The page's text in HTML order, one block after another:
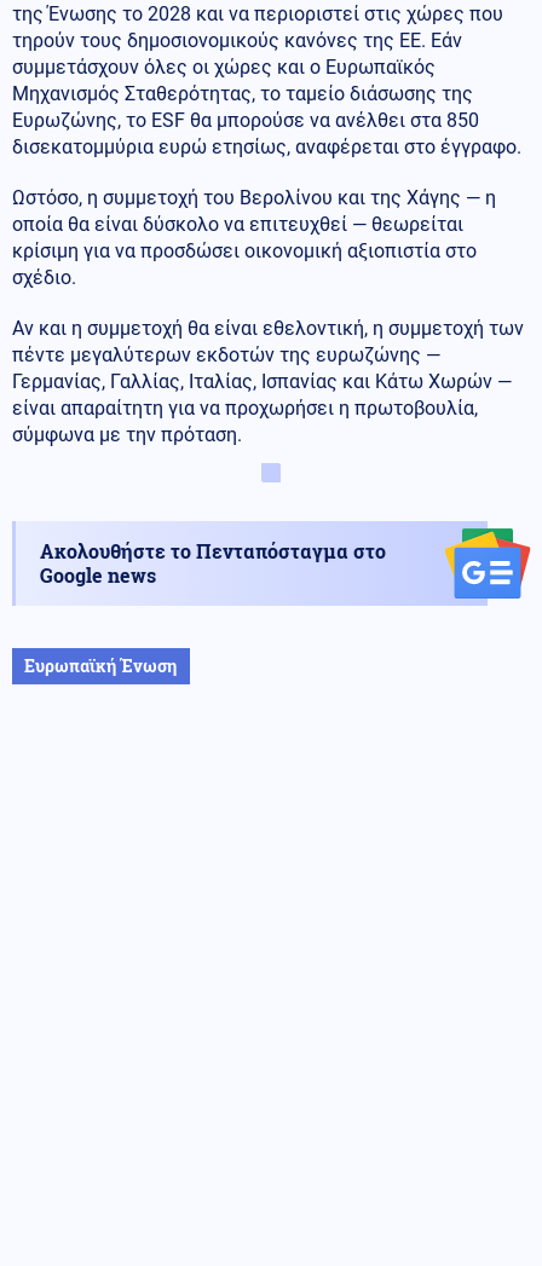
της Ένωσης το 2028 και να περιοριστεί στις χώρες που
τηρούν τους δημοσιονομικούς κανόνες της ΕΕ. Εάν
συμμετάσχουν όλες οι χώρες και ο Ευρωπαϊκός
Μηχανισμός Σταθερότητας, το ταμείο διάσωσης της
Ευρωζώνης, το ESF θα μπορούσε να ανέλθει στα 850
δισεκατομμύρια ευρώ ετησίως, αναφέρεται στο έγγραφο.
Ωστόσο, η συμμετοχή του Βερολίνου και της Χάγης — η
οποία θα είναι δύσκολο να επιτευχθεί — θεωρείται
κρίσιμη για να προσδώσει οικονομική αξιοπιστία στο
σχέδιο.
Αν και η συμμετοχή θα είναι εθελοντική, η συμμετοχή των
πέντε μεγαλύτερων εκδοτών της ευρωζώνης —
Γερμανίας, Γαλλίας, Ιταλίας, Ισπανίας και Κάτω Χωρών —
είναι απαραίτητη για να προχωρήσει η πρωτοβουλία,
σύμφωνα με την πρόταση.
Ακολουθήστε το Πενταπόσταγμα στο
Google news
Ευρωπαϊκή Ένωση